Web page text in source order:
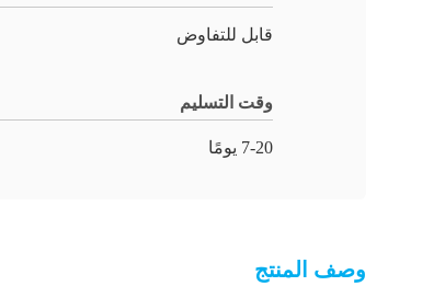
قابل للتفاوض
وقت التسليم
7-20 يومًا
وصف المنتج